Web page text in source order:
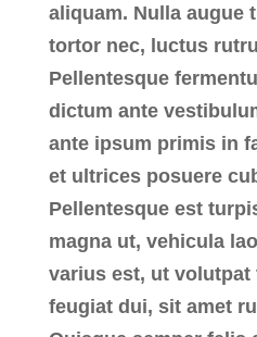
aliquam. Nulla augue
tortor nec, luctus
Pellentesque
dictum ante
ante ipsum primis in
et ultrices posuere
Pellentesque est
magna ut, vehicula
varius est, ut
feugiat dui, sit amet